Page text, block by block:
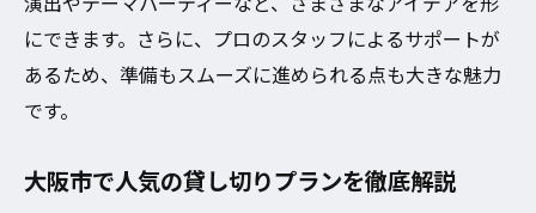
にできます。さらに、プロのスタッフによるサポートが
あるため、準備もスムーズに進められる点も大きな魅力
です。
大阪市で人気の貸し切りプランを徹底解説